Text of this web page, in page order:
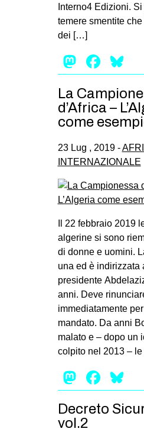
Interno4 Edizioni.
temere smentite
dei […]
La
d’Africa –
come
23 Lug , 2019 -
INTERNAZIONALE
Il 22 febbraio 2019
algerine si sono
di donne e uomini.
una ed è indirizzata
presidente
anni. Deve
immediatamente
mandato. Da anni
malato e – dopo un
colpito nel 2013 –
Decreto
vol.2